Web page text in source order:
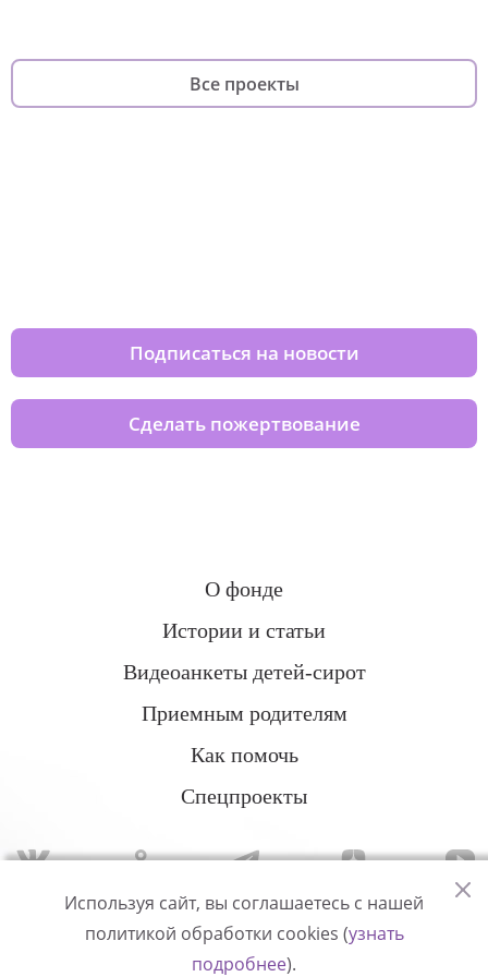
Все проекты
Подписаться на новости
Сделать пожертвование
О фонде
Истории и статьи
Видеоанкеты детей-сирот
Приемным родителям
Как помочь
Спецпроекты
Политика конфиденциальности
Используя сайт, вы соглашаетесь с нашей
политикой обработки cookies (узнать
подробнее).